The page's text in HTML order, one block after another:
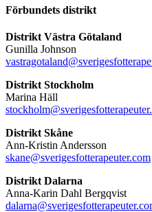
Förbundets distrikt
Distrikt Västra Götaland
Gunilla Johnson
Distrikt Stockholm
Marina Häll
Distrikt Skåne
Ann-Kristin Andersson
skane@sverigesfotterapeuter.com
Distrikt Dalarna
Anna-Karin Dahl Bergqvist